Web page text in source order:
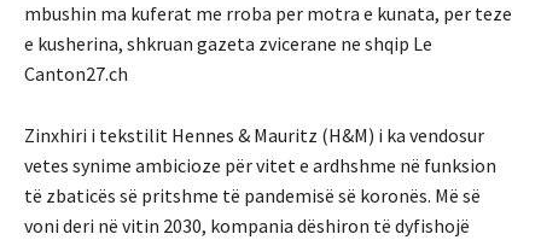
mbushin ma kuferat me rroba per motra e kunata, per teze
e kusherina, shkruan gazeta zvicerane ne shqip Le
Canton27.ch
Zinxhiri i tekstilit Hennes & Mauritz (H&M) i ka vendosur
vetes synime ambicioze për vitet e ardhshme në funksion
të zbaticës së pritshme të pandemisë së koronës. Më së
voni deri në vitin 2030, kompania dëshiron të dyfishojë